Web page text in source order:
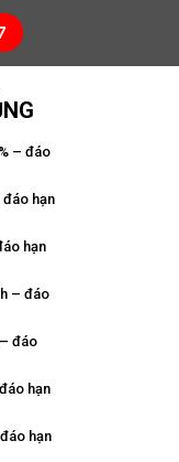
– đáo
đáo hạn
hạn
– đáo
đáo
hạn
hạn